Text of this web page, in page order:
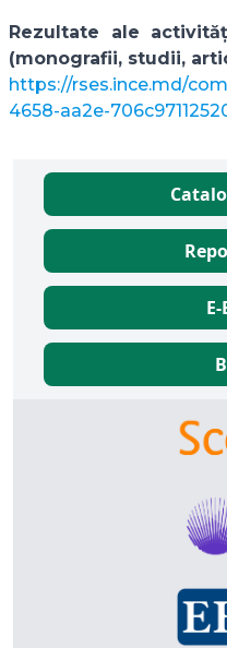
Rezultate ale
(monografii, studii,
https://rses.ince.md/
4658-aa2e-